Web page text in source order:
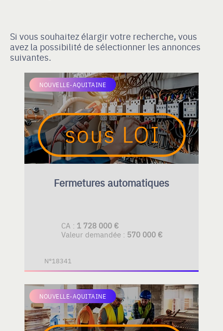
Si vous souhaitez élargir votre recherche, vous
avez la possibilité de sélectionner les annonces
suivantes.
NOUVELLE-AQUITAINE
Fermetures automatiques
CA : 1 728 000 €
Valeur demandée : 570 000 €
N°18341
NOUVELLE-AQUITAINE